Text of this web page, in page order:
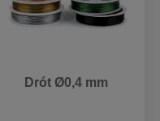
Drót Ø0,4 mm